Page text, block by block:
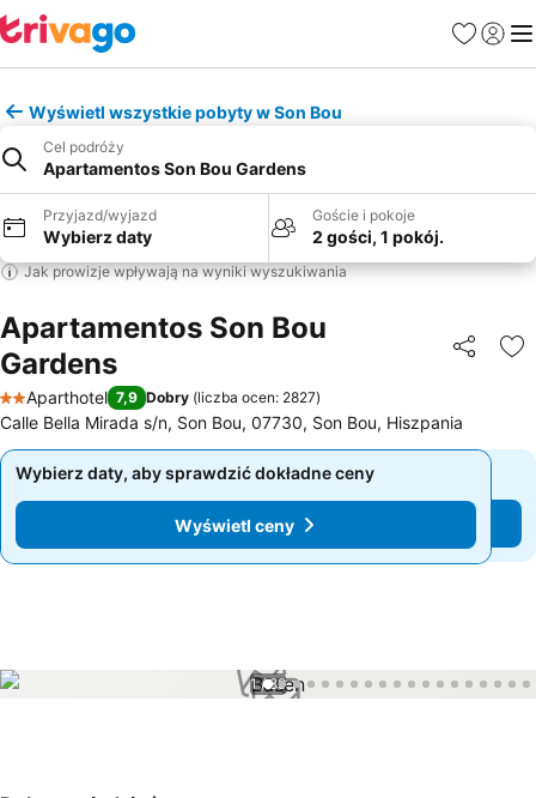
Ulubione
Wyświetl wszystkie pobyty w Son Bou
Cel podróży
Apartamentos Son Bou Gardens
Przyjazd/wyjazd
Wybierz daty
Goście i pokoje
2 gości, 1 pokój.
Jak prowizje wpływają na wyniki wyszukiwania
Apartamentos Son Bou
Gardens
2 Kategoria
Aparthotel 7,9 Dobry (liczba ocen: 2827)
Calle Bella Mirada s/n, Son Bou, 07730, Son Bou, Hiszpania
Wybierz daty, aby sprawdzić dokładne ceny
Wyświetl ceny
Wybierz daty, aby sprawdzić dokładne ceny
Wyświetl ceny
1 / 89